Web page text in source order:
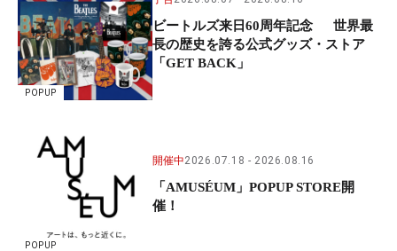
POPUP
ビートルズ来日60周年記念 世界最
長の歴史を誇る公式グッズ・ストア
「GET BACK」
POPUP
開催中2026.07.18 2026.08.16
「AMUSÉUM」POPUP STORE開
催！